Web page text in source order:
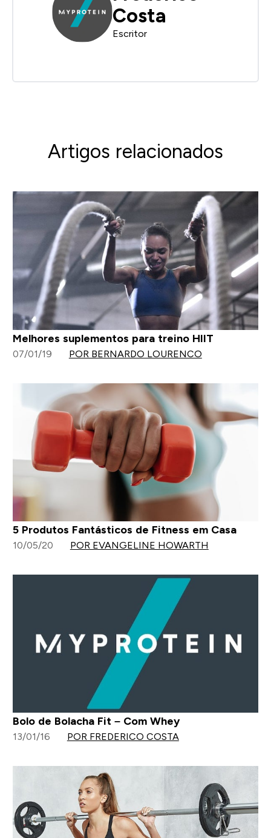
Costa
Escritor
Artigos relacionados
Melhores suplementos para treino HIIT
07/01/19 POR BERNARDO LOURENCO
5 Produtos Fantásticos de Fitness em Casa
10/05/20 POR EVANGELINE HOWARTH
Bolo de Bolacha Fit – Com Whey
13/01/16 POR FREDERICO COSTA